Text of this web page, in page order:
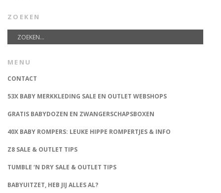
ZOEKEN
MENU
CONTACT
53X BABY MERKKLEDING SALE EN OUTLET WEBSHOPS
GRATIS BABYDOZEN EN ZWANGERSCHAPSBOXEN
40X BABY ROMPERS: LEUKE HIPPE ROMPERTJES & INFO
Z8 SALE & OUTLET TIPS
TUMBLE ‘N DRY SALE & OUTLET TIPS
BABYUITZET, HEB JIJ ALLES AL?